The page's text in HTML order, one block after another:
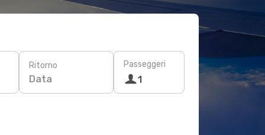
Ritorno
Data
Passeggeri
1